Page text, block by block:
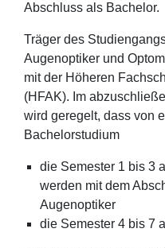
Abschluss als Bachelor.
Träger des
Augenoptiker und
mit der Höheren
(HFAK). Im
wird geregelt, dass von
Bachelorstudium
die Semester 1 bis 3
werden mit dem
Augenoptiker
die Semester 4 bis 7